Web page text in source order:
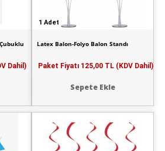
Dahil)
1 Adet
Latex Balon-Folyo Balon Standı
Paket Fiyatı 125,00 TL (KDV Dahil)
Sepete Ekle